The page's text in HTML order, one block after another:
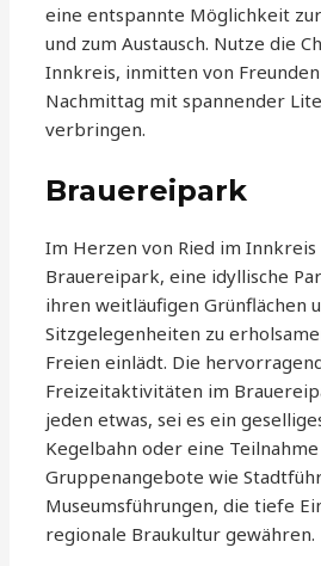
eine entspannte Möglichkeit
und zum Austausch. Nutze die
Innkreis, inmitten von
Nachmittag mit spannender
verbringen.
Brauereipark
Im Herzen von Ried im
Brauereipark, eine idyllische
ihren weitläufigen Grünflächen
Sitzgelegenheiten zu
Freien einlädt. Die
Freizeitaktivitäten im
jeden etwas, sei es ein
Kegelbahn oder eine
Gruppenangebote wie
Museumsführungen, die tiefe
regionale Braukultur gewähren.